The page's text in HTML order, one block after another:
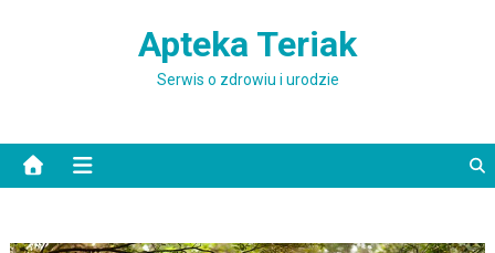
Apteka Teriak
Serwis o zdrowiu i urodzie